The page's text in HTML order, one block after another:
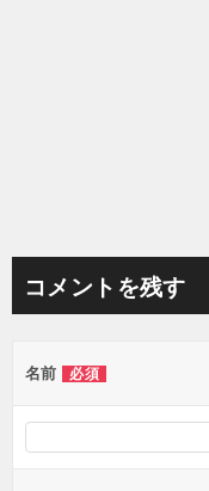
コメントを残す
名前 必須